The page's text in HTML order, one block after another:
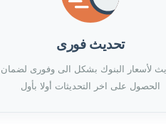
تحديث فورى
لأسعار البنوك بشكل الى وفورى لضمان
الحصول على اخر التحديثات أولا بأول